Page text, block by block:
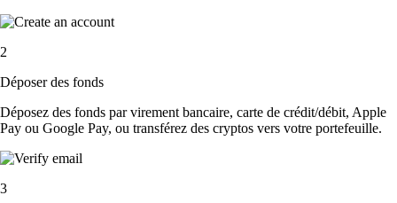
2
Déposer des fonds
Déposez des fonds par virement bancaire, carte de crédit/débit, Apple
Pay ou Google Pay, ou transférez des cryptos vers votre portefeuille.
3